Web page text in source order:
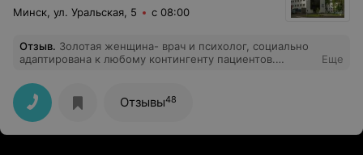
Минск, ул. Уральская, 5 с 08:00
Отзыв. Золотая женщина- врач и психолог, социально
адаптирована к любому контингенту пациентов.
обсуждать любые щадачи и проблемы врачебного или
иного характера. К тому же красавица.
Еще
Отзывы48